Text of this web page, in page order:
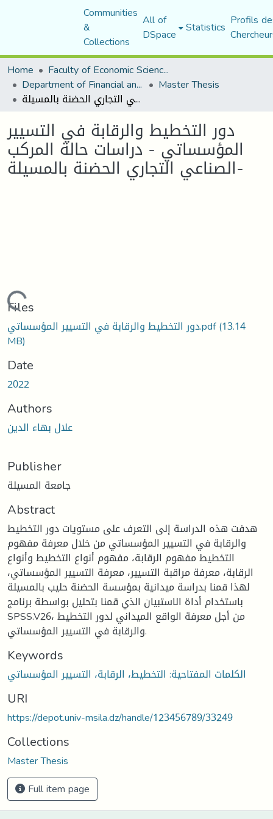
Communities
&
Collections
All of
DSpace Statistics Profils
Home
Faculty of Economic Sciences, Commerce and Management Sciences
Department of Financial and Accounting Sciences Master Thesis
دور التخطيط والرقابة في التسيير المؤسساتي - دراسات حالة المركب الصناعي التجاري الحضنة بالمسيلة-
دور التخطيط والرقابة في التسيير
المؤسساتي - دراسات حالة المركب
الصناعي التجاري الحضنة بالمسيلة-
Loading...
Files
دور التخطيط والرقابة في التسيير المؤسساتي.pdf(13.14
MB)
Date
2022
Authors
علال بهاء الدين
Publisher
جامعة المسيلة
Abstract
هدفت هذه الدراسة إلى التعرف على مستويات دور التخطيط
والرقابة في التسيير المؤسساتي من خلال معرفة مفهوم
التخطيط مفهوم الرقابة، مفهوم أنواع التخطيط وأنواع
الرقابة، معرفة مراقبة التسيير، معرفة التسيير المؤسساتي،
لهذا قمنا بدراسة ميدانية بمؤسسة الحضنة حليب بالمسيلة
باستخدام أداة الاستبيان الذي قمنا بتحليل بواسطة برنامج
SPSS.V26، من أجل معرفة الواقع الميداني لدور التخطيط
والرقابة في التسيير المؤسساتي.
Keywords
الكلمات المفتاحية: التخطيط، الرقابة، التسيير المؤسساتي
URI
https://depot.univ-msila.dz/handle/123456789/33249
Collections
Master Thesis
Full item page